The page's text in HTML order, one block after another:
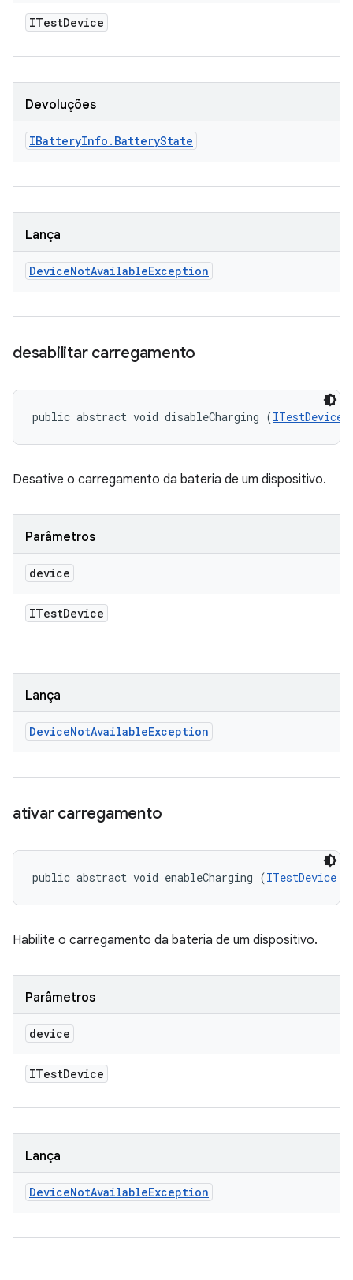
ITestDevice
Devoluções
IBatteryInfo . BatteryState
Lança
DeviceNotAvailableException
desabilitar carregamento
public abstract void disableCharging (ITestDevice
Desative o carregamento da bateria de um dispositivo.
Parâmetros
device
ITestDevice
Lança
DeviceNotAvailableException
ativar carregamento
public abstract void enableCharging (ITestDevice
Habilite o carregamento da bateria de um dispositivo.
Parâmetros
device
ITestDevice
Lança
DeviceNotAvailableException